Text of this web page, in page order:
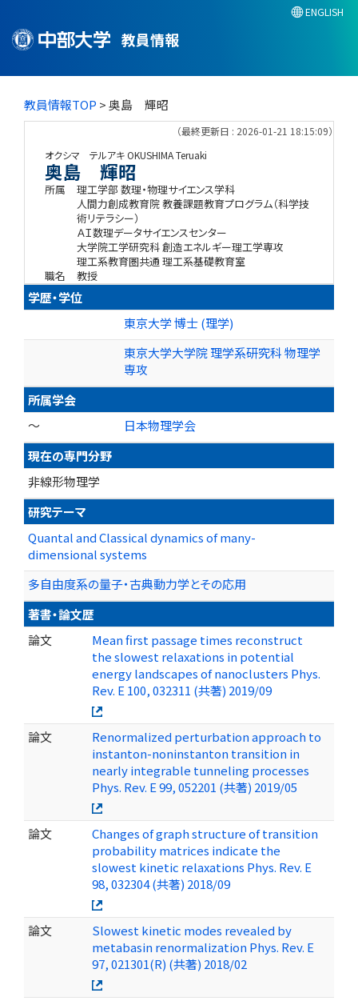
教員情報
ENGLISH
教員情報TOP > 奥島 輝昭
（最終更新日 : 2026-01-21 18:15:09）
オクシマ テルアキOKUSHIMA Teruaki
奥島 輝昭
所属
理工学部 数理・物理サイエンス学科
人間力創成教育院 教養課題教育プログラム（科学技
術リテラシー）
ＡＩ数理データサイエンスセンター
大学院工学研究科 創造エネルギー理工学専攻
理工系教育圏共通 理工系基礎教育室
職名
教授
学歴・学位
東京大学 博士 (理学)
東京大学大学院 理学系研究科 物理学
専攻
所属学会
～
日本物理学会
現在の専門分野
非線形物理学
研究テーマ
Quantal and Classical dynamics of many-
dimensional systems
多自由度系の量子・古典動力学とその応用
著書・論文歴
論文
Mean first passage times reconstruct
the slowest relaxations in potential
energy landscapes of nanoclusters Phys.
Rev. E 100, 032311 (共著) 2019/09
論文
Renormalized perturbation approach to
instanton-noninstanton transition in
nearly integrable tunneling processes
Phys. Rev. E 99, 052201 (共著) 2019/05
論文
Changes of graph structure of transition
probability matrices indicate the
slowest kinetic relaxations Phys. Rev. E
98, 032304 (共著) 2018/09
論文
Slowest kinetic modes revealed by
metabasin renormalization Phys. Rev. E
97, 021301(R) (共著) 2018/02